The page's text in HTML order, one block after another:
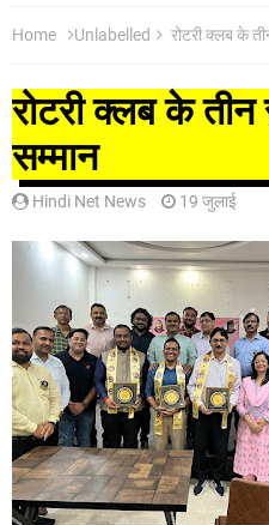
Home Unlabelled रोटरी क्लब के
रोटरी क्लब के
सम्मान
Hindi Net News 19 जुलाई